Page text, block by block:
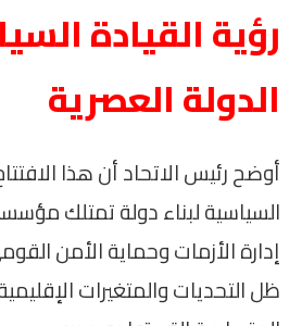
رؤية القيادة
الدولة العصرية
أوضح رئيس الاتحاد أن هذا
السياسية لبناء دولة تمتلك
إدارة الأزمات وحماية الأمن
ظل التحديات والمتغيرات